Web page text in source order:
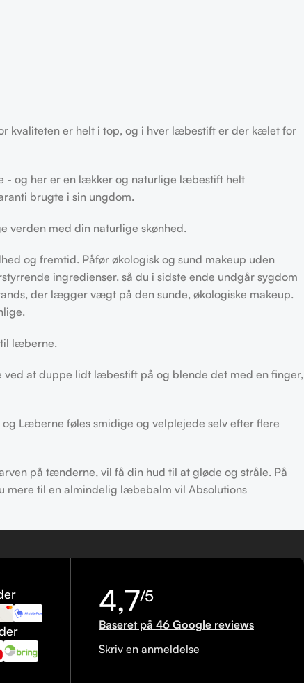
kvaliteten er helt i top, og i hver læbestift er der kælet for
- og her er en lækker og naturlige læbestift helt
brugte i sin ungdom.
verden med din naturlige skønhed.
og fremtid. Påfør økologisk og sund makeup uden
ingredienser. så du i sidste ende undgår sygdom
der lægger vægt på den sunde, økologiske makeup.
læberne.
at duppe lidt læbestift på og blende det med en finger,
Læberne føles smidige og velplejede selv efter flere
på tænderne, vil få din hud til at gløde og stråle. På
mere til en almindelig læbebalm vil Absolutions
4,7/5
Baseret på 46 Google reviews
Skriv en anmeldelse